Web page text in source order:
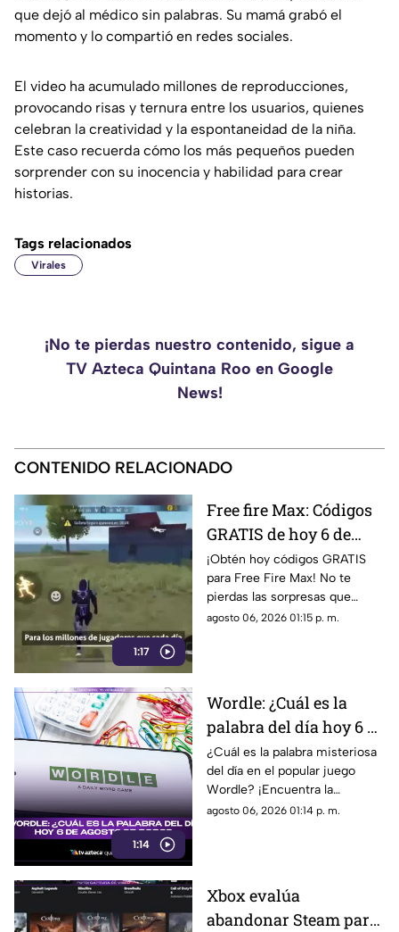
que dejó al médico sin palabras. Su mamá grabó el
momento y lo compartió en redes sociales.
El video ha acumulado millones de reproducciones,
provocando risas y ternura entre los usuarios, quienes
celebran la creatividad y la espontaneidad de la niña.
Este caso recuerda cómo los más pequeños pueden
sorprender con su inocencia y habilidad para crear
historias.
Tags relacionados
Virales
¡No te pierdas nuestro contenido, sigue a
TV Azteca Quintana Roo en Google
News!
CONTENIDO RELACIONADO
1:17
Free fire Max: Códigos
GRATIS de hoy 6 de
agosto de 2026.
¡Obtén hoy códigos GRATIS
para Free Fire Max! No te
pierdas las sorpresas que
traemos para ti en el mundo
agosto 06, 2026 01:15 p. m.
1:14
Wordle: ¿Cuál es la
palabra del día hoy 6 de
agosto de 2026?
¿Cuál es la palabra misteriosa
del día en el popular juego
Wordle? ¡Encuentra la
respuesta en la edición del 6
agosto 06, 2026 01:14 p. m.
Xbox evalúa
abandonar Steam para